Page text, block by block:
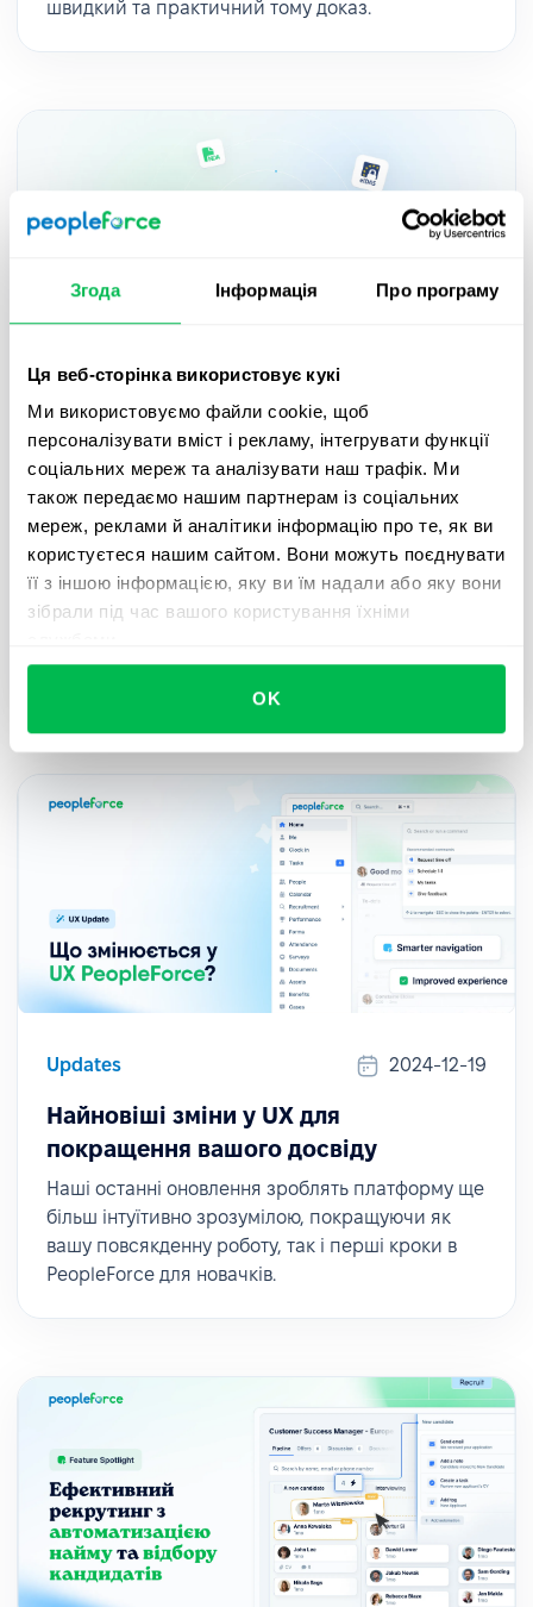
Згода Інформація Про програму
Ця веб-сторінка використовує кукі
Ми використовуємо файли cookie, щоб
персоналізувати вміст і рекламу, інтегрувати функції
соціальних мереж та аналізувати наш трафік. Ми
також передаємо нашим партнерам із соціальних
мереж, реклами й аналітики інформацію про те, як ви
користуєтеся нашим сайтом. Вони можуть поєднувати
її з іншою інформацією, яку ви їм надали або яку вони
зібрали під час вашого користування їхніми
OK
швидкий та практичний тому доказ.
Підписуйте документи з QES в
PeopleForce завдяки новій інтеграції
Autenti – гайд
Для всіх клієнтів, які використовують
електронний підпис і хочуть прискорити і
спростити документообіг за допомогою
нашим гайдом.
Updates 2024-12-19
Найновіші зміни у UX для
покращення вашого досвіду
Наші останні оновлення зроблять платформу ще
більш інтуїтивно зрозумілою, покращуючи як
вашу повсякденну роботу, так і перші кроки в
PeopleForce для новачків.